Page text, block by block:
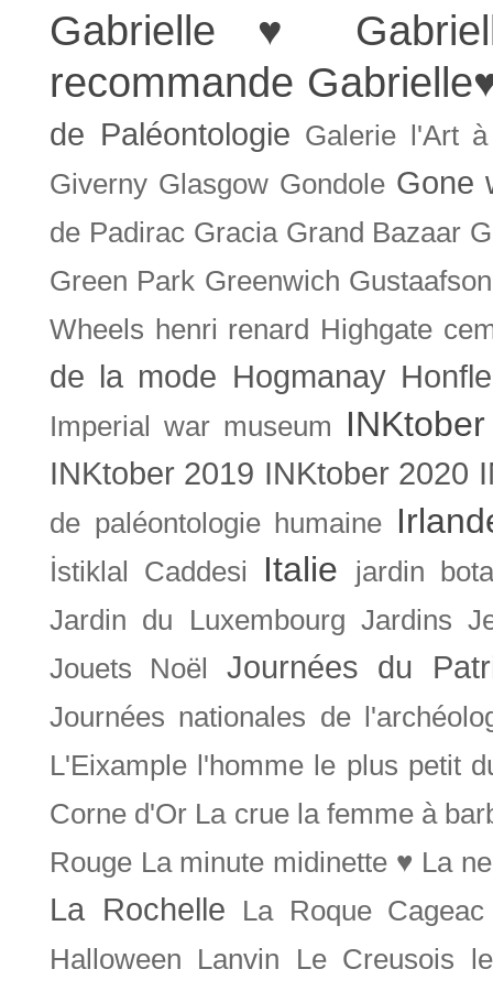
Gabrielle ♥
recommande
de Paléontologie Galerie l'Art
Giverny Glasgow Gondole Gone
de Padirac Gracia Grand Bazaar
Green Park Greenwich Gustaafson
Wheels henri renard Highgate
de la mode Hogmanay
Imperial war museum INKtober
INKtober 2019 INKtober 2020
de paléontologie humaine
İstiklal Caddesi Italie
jardin
Jardin du Luxembourg Jardins
Jouets Noël
Journées du
Journées nationales de
L'Eixample l'homme le plus petit
Corne d'Or La crue la femme à
Rouge La minute midinette ♥ La
La Rochelle
La Roque Cageac
Halloween
Lanvin Le Creusois